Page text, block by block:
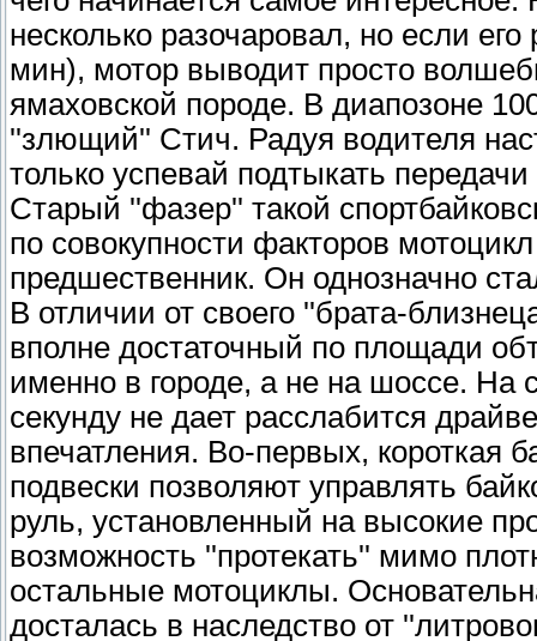
несколько разочаровал, но если
мин), мотор выводит просто
ямаховской породе. В диапозоне
''злющий'' Стич. Радуя водителя
только успевай подтыкать
Старый ''фазер'' такой
по совокупности факторов
предшественник. Он однозначно
В отличии от своего ''брата-
вполне достаточный по площади
именно в городе, а не на шоссе. На
секунду не дает расслабится
впечатления. Во-первых, короткая
подвески позволяют управлять
руль, установленный на высокие
возможность ''протекать'' мимо
остальные мотоциклы.
досталась в наследство от